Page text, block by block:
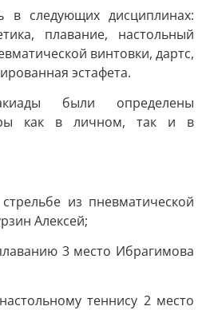
в следующих дисциплинах:
плавание, настольный
винтовки, дартс,
эстафета.
были определены
как в личном, так и в
из пневматической
Алексей;
3 место Ибрагимова
теннису 2 место